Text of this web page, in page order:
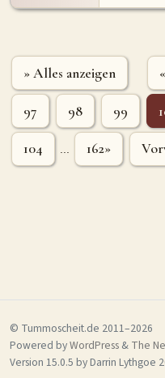
» Alles anzeigen
97 98 99
104 ... 162»
© Tummoscheit.de 2011–2026
Powered byWordPress & The
Version 15.0.5 by Darrin Lythgoe